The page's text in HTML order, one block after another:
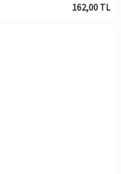
162,00 TL